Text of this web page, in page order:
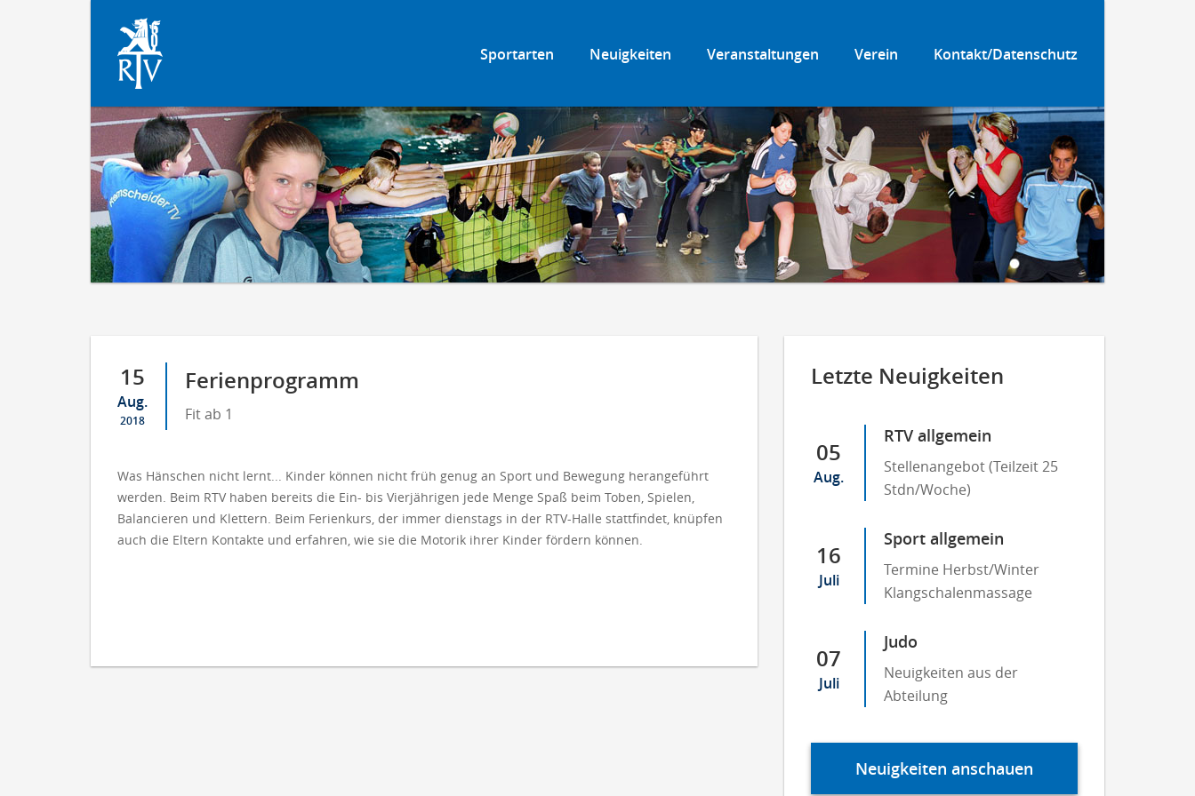
Kontakt/Datenschutz
Verein
Veranstaltungen
Neuigkeiten
Sportarten
15
Aug.
2018
Ferienprogramm
Fit ab 1
Was Hänschen nicht lernt... Kinder können nicht früh genug an Sport und Bewegung herangeführt
werden. Beim RTV haben bereits die Ein- bis Vierjährigen jede Menge Spaß beim Toben, Spielen,
Balancieren und Klettern. Beim Ferienkurs, der immer dienstags in der RTV-Halle stattfindet, knüpfen
auch die Eltern Kontakte und erfahren, wie sie die Motorik ihrer Kinder fördern können.
Letzte Neuigkeiten
05
Aug.
RTV allgemein
Stellenangebot (Teilzeit 25
Stdn/Woche)
16
Juli
Sport allgemein
Termine Herbst/Winter
Klangschalenmassage
07
Juli
Judo
Neuigkeiten aus der
Abteilung
Neuigkeiten anschauen